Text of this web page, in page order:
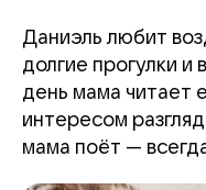
Даниэль любит
долгие прогулки и
день мама читает
интересом
мама поёт —